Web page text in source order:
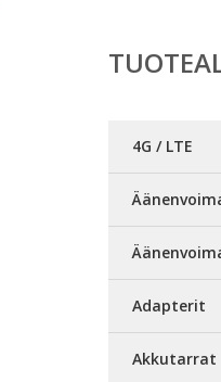
4G / LTE
Adapterit
Akkutarrat